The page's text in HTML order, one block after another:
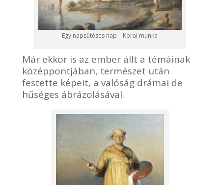
Egy napsütéses nap – Korai munka
Már ekkor is az ember állt a témáinak
középpontjában, természet után
festette képeit, a valóság drámai de
hűséges ábrázolásával.